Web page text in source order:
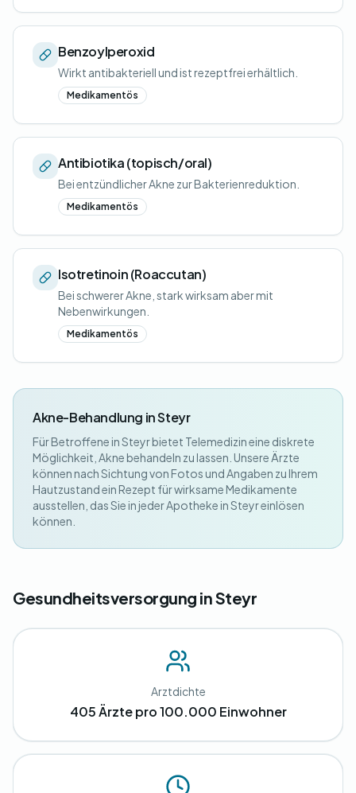
Benzoylperoxid
Wirkt antibakteriell und ist rezeptfrei erhältlich.
Medikamentös
Antibiotika (topisch/oral)
Bei entzündlicher Akne zur Bakterienreduktion.
Medikamentös
Isotretinoin (Roaccutan)
Bei schwerer Akne, stark wirksam aber mit
Nebenwirkungen.
Medikamentös
Akne-Behandlung in Steyr
Für Betroffene in Steyr bietet Telemedizin eine diskrete
Möglichkeit, Akne behandeln zu lassen. Unsere Ärzte
können nach Sichtung von Fotos und Angaben zu Ihrem
Hautzustand ein Rezept für wirksame Medikamente
ausstellen, das Sie in jeder Apotheke in Steyr einlösen
können.
Gesundheitsversorgung in Steyr
Arztdichte
405 Ärzte pro 100.000 Einwohner